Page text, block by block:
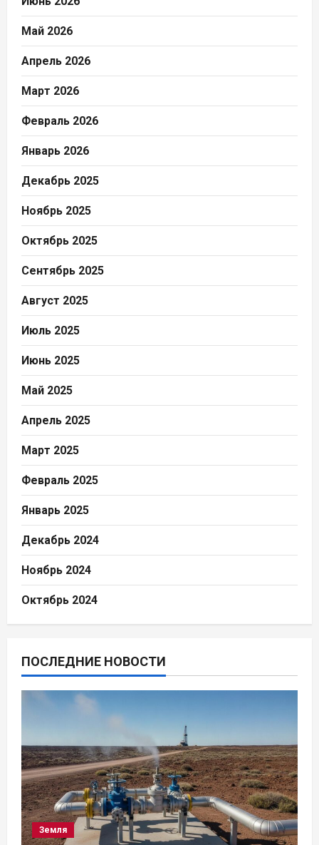
Май 2026
Апрель 2026
Март 2026
Февраль 2026
Январь 2026
Декабрь 2025
Ноябрь 2025
Октябрь 2025
Сентябрь 2025
Август 2025
Июль 2025
Июнь 2025
Май 2025
Апрель 2025
Март 2025
Февраль 2025
Январь 2025
Декабрь 2024
Ноябрь 2024
Октябрь 2024
ПОСЛЕДНИЕ НОВОСТИ
Земля